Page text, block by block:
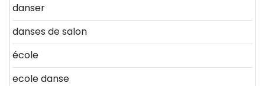
danser
danses de salon
école
ecole danse